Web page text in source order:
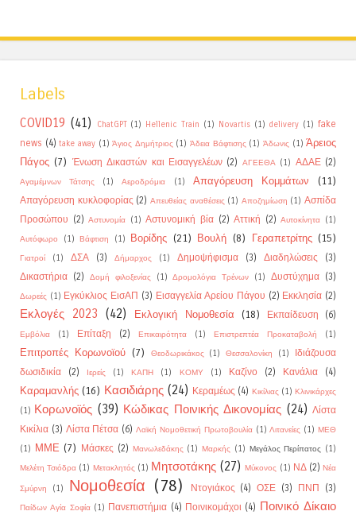
Labels
COVID19 (41) ChatGPT (1) Hellenic Train (1) Novartis (1) delivery (1) fake
news (4) take away (1) Άγιος Δημήτριος (1) Άδεια Βάφτισης (1) Άδωνις (1) Άρειος
Πάγος (7) Ένωση Δικαστών και Εισαγγελέων (2) ΑΓΕΕΘΑ (1) ΑΔΑΕ (2)
Αγαμέμνων Τάτσης (1) Αεροδρόμια (1) Απαγόρευση Κομμάτων (11)
Απαγόρευση κυκλοφορίας (2) Απευθείας αναθέσεις (1) Αποζημίωση (1) Ασπίδα
Προσώπου (2) Αστυνομία (1) Αστυνομική βία (2) Αττική (2) Αυτοκίνητα (1)
Αυτόφωρο
(1) Βάφτιση (1) Βορίδης (21) Βουλή (8) Γεραπετρίτης (15)
Γιατροί (1) ΔΣΑ (3) Δήμαρχος (1) Δημοψήφισμα (3) Διαδηλώσεις
(3)
Δικαστήρια (2) Δομή φιλοξενίας (1) Δρομολόγια Τρένων (1) Δυστύχημα (3)
Δωρεές (1) Εγκύκλιος ΕισΑΠ (3) Εισαγγελία Αρείου Πάγου (2) Εκκλησία (2)
Εκλογές 2023 (42) Εκλογική Νομοθεσία (18) Εκπαίδευση (6)
Εμβόλια (1) Επίταξη (2) Επικαιρότητα (1) Επιστρεπτέα Προκαταβολή (1)
Επιτροπές Κορωνοϊού (7) Θεοδωρικάκος (1) Θεσσαλονίκη (1)
Ιδιάζουσα
δωσιδικία
(2) Ιερείς (1) ΚΑΠΗ (1) ΚΟΜΥ (1) Καζίνο (2) Κανάλια (4)
Καραμανλής (16) Κασιδιάρης (24) Κεραμέως (4) Κικίλιας (1) Κλινικάρχες
(1) Κορωνοϊός (39) Κώδικας Ποινικής Δικονομίας (24) Λίστα
Κικίλια (3) Λίστα Πέτσα (6) Λαϊκή Νομοθετική Πρωτοβουλία (1) Λιτανείες (1) ΜΕΘ
(1)
ΜΜΕ (7) Μάσκες (2) Μανωλεδάκης (1) Μαρκής (1) Μεγάλος Περίπατος (1)
Μελέτη Τσιόδρα (1) Μετακλητός (1) Μητσοτάκης (27) Μύκονος (1) ΝΔ (2) Νέα
Σμύρνη (1) Νομοθεσία (78) Ντογιάκος (4) ΟΣΕ (3) ΠΝΠ (3)
Παίδων Αγία Σοφία (1) Πανεπιστήμια (4) Ποινικομάχοι (4) Ποινικό Δίκαιο